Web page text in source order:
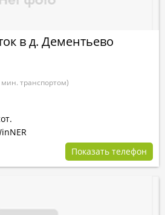
в д. Дементьево
мин. транспортом)
Показать телефон